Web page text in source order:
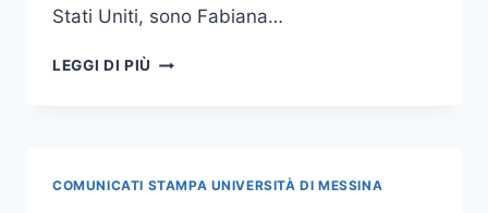
Stati Uniti, sono Fabiana…
LEGGI DI PIÙ DUE
COMUNICATI STAMPA UNIVERSITÀ DI MESSINA